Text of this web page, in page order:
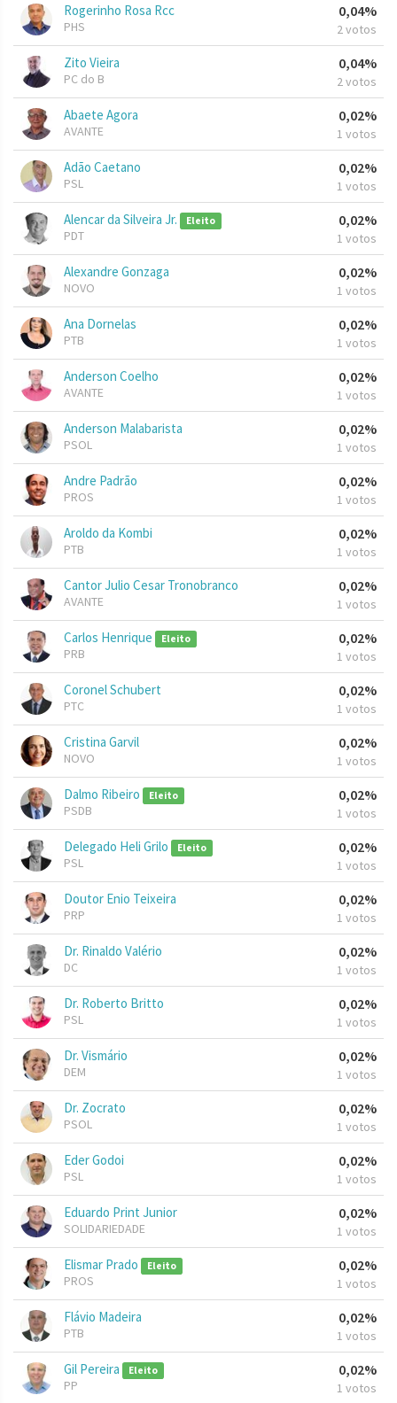
Rogerinho Rosa Rcc
PHS
0,04%
2 votos
Zito Vieira
PC do B
0,04%
2 votos
Abaete Agora
AVANTE
0,02%
1 votos
Adão Caetano
PSL
0,02%
1 votos
Alencar da Silveira Jr. Eleito
PDT
0,02%
1 votos
Alexandre Gonzaga
NOVO
0,02%
1 votos
Ana Dornelas
PTB
0,02%
1 votos
Anderson Coelho
AVANTE
0,02%
1 votos
Anderson Malabarista
PSOL
0,02%
1 votos
Andre Padrão
PROS
0,02%
1 votos
Aroldo da Kombi
PTB
0,02%
1 votos
Cantor Julio Cesar Tronobranco
AVANTE
0,02%
1 votos
Carlos Henrique Eleito
PRB
0,02%
1 votos
Coronel Schubert
PTC
0,02%
1 votos
Cristina Garvil
NOVO
0,02%
1 votos
Dalmo Ribeiro Eleito
PSDB
0,02%
1 votos
Delegado Heli Grilo Eleito
PSL
0,02%
1 votos
Doutor Enio Teixeira
PRP
0,02%
1 votos
Dr. Rinaldo Valério
DC
0,02%
1 votos
Dr. Roberto Britto
PSL
0,02%
1 votos
Dr. Vismário
DEM
0,02%
1 votos
Dr. Zocrato
PSOL
0,02%
1 votos
Eder Godoi
PSL
0,02%
1 votos
Eduardo Print Junior
SOLIDARIEDADE
0,02%
1 votos
Elismar Prado Eleito
PROS
0,02%
1 votos
Flávio Madeira
PTB
0,02%
1 votos
Gil Pereira Eleito
PP
0,02%
1 votos